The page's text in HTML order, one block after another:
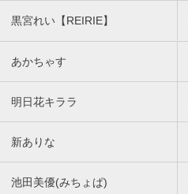
黒宮れい【REIRIE】
あかちゃす
明日花キララ
新ありな
池田美優(みちょぱ)